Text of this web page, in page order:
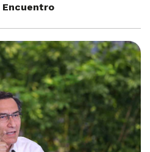
Encuentro